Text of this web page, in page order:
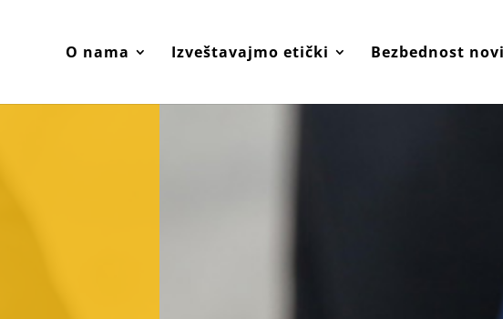
O nama Izveštavajmo etički Bezbednost